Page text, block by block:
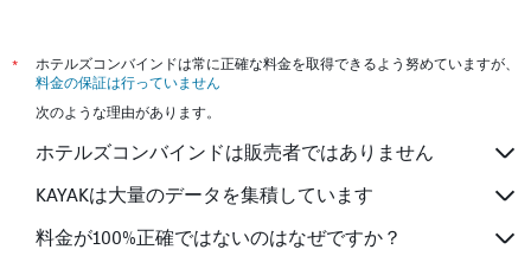
*
ホテルズコンバインドは常に正確な料金を取得できるよう努めていますが、
料金の保証は行っていません
次のような理由があります。
ホテルズコンバインドは販売者ではありません
KAYAKは大量のデータを集積しています
料金が100%正確ではないのはなぜですか？